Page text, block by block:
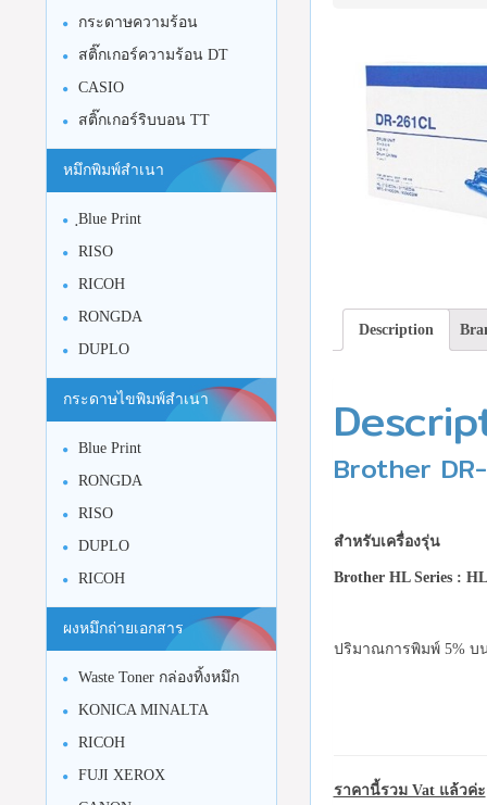
Description
Brother
สำหรับเครื่องรุ่น
Brother HL Series :
ปริมาณการพิมพ์ 5% บ
ราคานี้รวม Vat แล้วค่ะ
กระดาษความร้อน
สติ๊กเกอร์ความร้อน DT
CASIO
สติ๊กเกอร์ริบบอน TT
หมึกพิมพ์สำเนา
ฺBlue Print
RISO
RICOH
RONGDA
DUPLO
กระดาษไขพิมพ์สำเนา
Blue Print
RONGDA
RISO
DUPLO
RICOH
ผงหมึกถ่ายเอกสาร
Waste Toner กล่องทิ้งหมึก
KONICA MINALTA
RICOH
FUJI XEROX